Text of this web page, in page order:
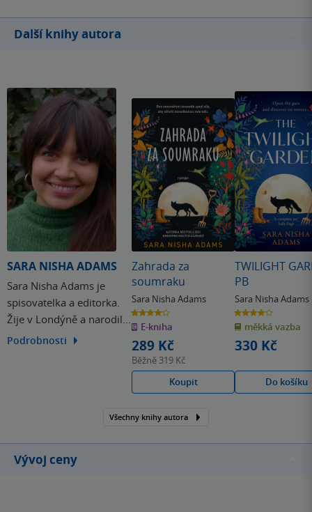
priateľstva a rodiny, ktorá nemusí byť vždy pokrvná.
Milovala som jej pokojnú atmosféru a tichú prítomnosť
čitateľov (YA).
Další knihy autora
SARA NISHA ADAMS
Sara Nisha Adams je
spisovatelka a editorka.
Žije v Londýně a narodila
se v Hertfordshire
Podrobnosti
Zahrada za
soumraku
Sara Nisha Adams
4.1
z
5
hvězdiček
E-kniha
289 Kč
Běžně 319 Kč
Koupit
TWILIGHT
PB
Sara Nisha Adams
4.1
z
5
hvězdiček
měkká vazba
330 Kč
Do košíku
Všechny knihy autora
Vývoj ceny